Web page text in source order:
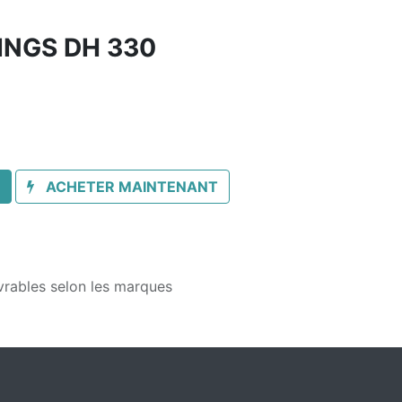
DH 330
ACHETER MAINTENANT
selon les marques